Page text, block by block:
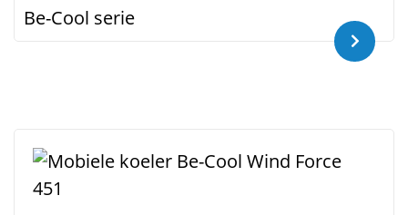
Be-Cool serie